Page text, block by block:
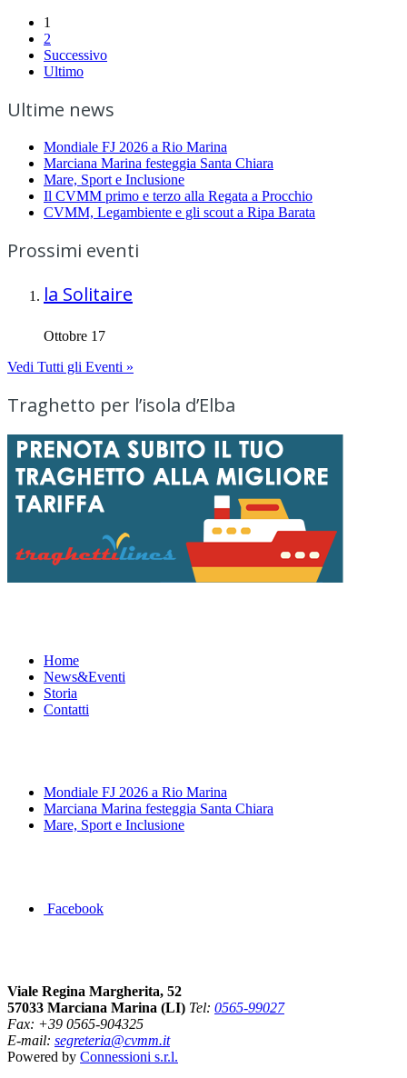
1
2
Successivo
Ultimo
Ultime news
Mondiale FJ 2026 a Rio Marina
Marciana Marina festeggia Santa Chiara
Mare, Sport e Inclusione
Il CVMM primo e terzo alla Regata a Procchio
CVMM, Legambiente e gli scout a Ripa Barata
Prossimi eventi
la Solitaire
Ottobre 17
Vedi Tutti gli Eventi »
Traghetto per l’isola d’Elba
Home
News&Eventi
Storia
Contatti
Mondiale FJ 2026 a Rio Marina
Marciana Marina festeggia Santa Chiara
Mare, Sport e Inclusione
Facebook
Viale Regina Margherita, 52
57033 Marciana Marina (LI) Tel: 0565-99027
Fax: +39 0565-904325
E-mail: segreteria@cvmm.it
Powered by Connessioni s.r.l.